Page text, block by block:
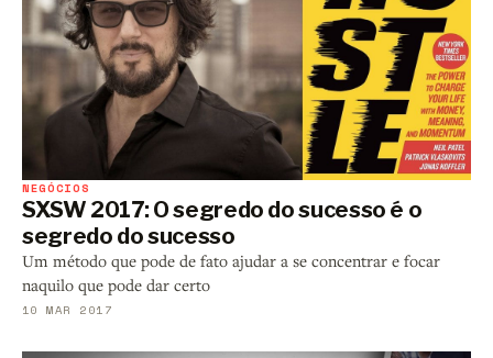
NEGÓCIOS
SXSW 2017: O segredo do sucesso é o
segredo do sucesso
Um método que pode de fato ajudar a se concentrar e focar
naquilo que pode dar certo
10 MAR 2017